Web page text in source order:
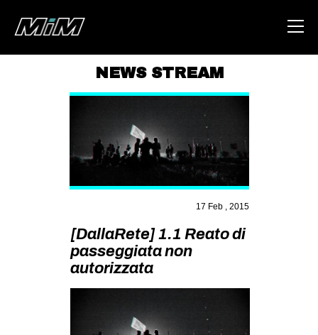
AREA
DEGENERAZIONE
GAZA FREESTYLE
MSM
STUDENTI TSUNAMI
MILANO
NEWS STREAM
17 Feb , 2015
[DallaRete] 1.1 Reato di
passeggiata non
autorizzata